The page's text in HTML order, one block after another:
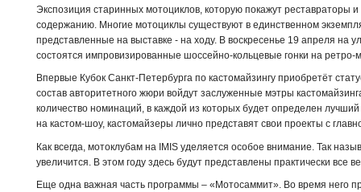
Экспозиция старинных мотоциклов, которую покажут реставраторы
содержанию. Многие мотоциклы существуют в единственном
представленные на выставке - на ходу. В воскресенье 19 апреля на
состоятся импровизированные шоссейно-кольцевые гонки на
Впервые Кубок Санкт-Петербурга по кастомайзингу приобретёт
состав авторитетного жюри войдут заслуженные мэтры
количество номинаций, в каждой из которых будет определен
на кастом-шоу, кастомайзеры лично представят свои проекты с
Как всегда, мотоклубам на IMIS уделяется особое внимание. Так
увеличится. В этом году здесь будут представлены практически все
Еще одна важная часть программы – «Мотосаммит». Во время него